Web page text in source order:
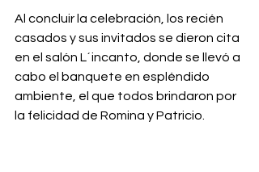
Al concluir la celebración, los recién
casados y sus invitados se dieron cita
en el salón L´incanto, donde se llevó a
cabo el banquete en espléndido
ambiente, el que todos brindaron por
la felicidad de Romina y Patricio.